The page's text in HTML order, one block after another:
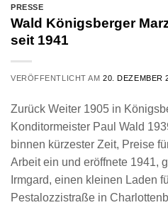
PRESSE
Wald Königsberger
seit 1941
VERÖFFENTLICHT AM20. DEZEMBER
Zurück Weiter 1905 in
Konditormeister Paul Wald
binnen kürzester Zeit, Preise
Arbeit ein und eröffnete 1941,
Irmgard, einen kleinen Laden
Pestalozzistraße in